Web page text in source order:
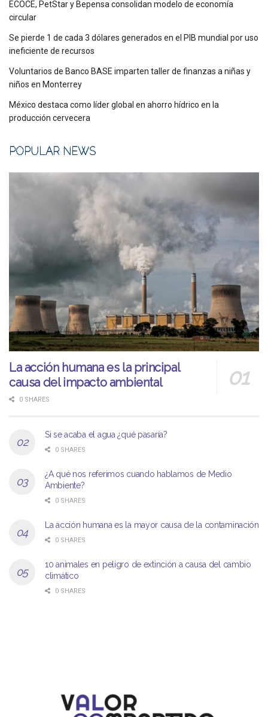
ECOCE, PetStar y Bepensa consolidan modelo de economía
circular
Se pierde 1 de cada 3 dólares generados en el PIB mundial por uso
ineficiente de recursos
Voluntarios de Banco BASE imparten taller de finanzas a niñas y
niños en Monterrey
México destaca como líder global en ahorro hídrico en la
producción cervecera
POPULAR NEWS
La acción humana es la principal
causa del impacto ambiental
0 SHARES
Si se acaba el agua ¿qué pasaría?
0 SHARES
¿A qué nos referimos cuando hablamos de Medio
Ambiente?
0 SHARES
La acción humana es la mayor causa de la contaminación
0 SHARES
10 animales en peligro de extinción a causa del cambio
climático
0 SHARES